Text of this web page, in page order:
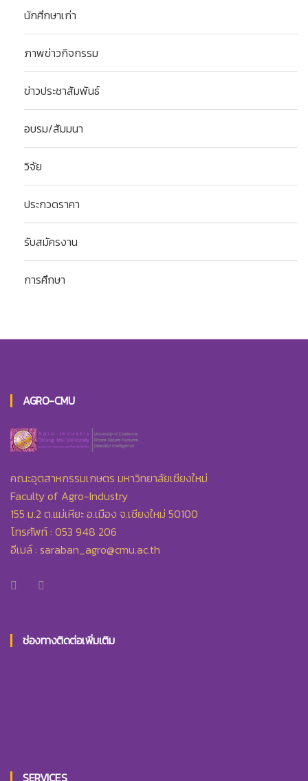
นักศึกษาเก่า
ภาพข่าวกิจกรรม
ข่าวประชาสัมพันธ์
อบรม/สัมมนา
วิจัย
ประกวดราคา
รับสมัครงาน
การศึกษา
AGRO-CMU
คณะอุตสาหกรรมเกษตร มหาวิทยาลัยเชียงใหม่
Faculty of Agro-Industry
155 ม.2 ต.แม่เหียะ อ.เมือง จ.เชียงใหม่ 50100
โทรศัพท์ : 053 948 206
อีเมล์ : saraban_agro@cmu.ac.th
ช่องทางติดต่อเพิ่มเติม
SERVICES